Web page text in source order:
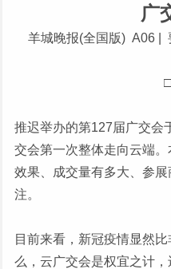
广
羊城晚报(全国版) A06 |
□
推迟举办的第127届广交会
交会第一次整体走向云端
效果、成交量有多大、参
注。
目前来看，新冠疫情显然
么，云广交会是权宜之计，